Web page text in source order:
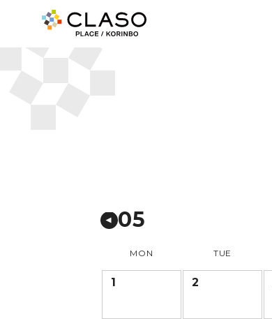
05
MON TUE
1 2